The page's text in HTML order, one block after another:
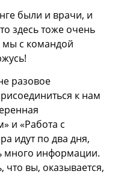
были и врачи, и
здесь тоже очень
мы с командой
разовое
к нам
и «Работа с
идут по два дня,
много информации.
вы, оказывается,